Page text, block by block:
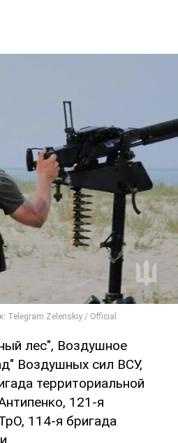
лес", Воздушное
Воздушных сил ВСУ,
территориальной
121-я
114-я бригада